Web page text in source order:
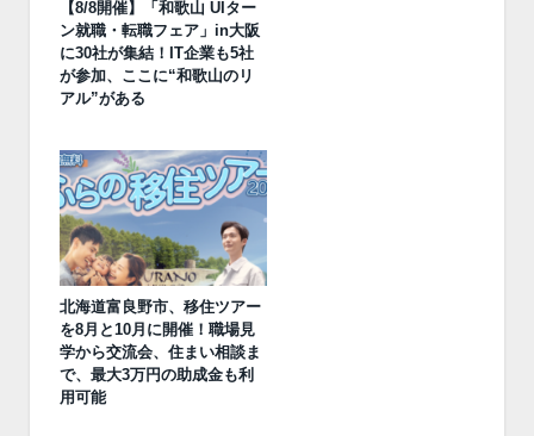
【8/8開催】「和歌山 UIター
ン就職・転職フェア」in大阪
に30社が集結！IT企業も5社
が参加、ここに“和歌山のリ
アル”がある
北海道富良野市、移住ツアー
を8月と10月に開催！職場見
学から交流会、住まい相談ま
で、最大3万円の助成金も利
用可能